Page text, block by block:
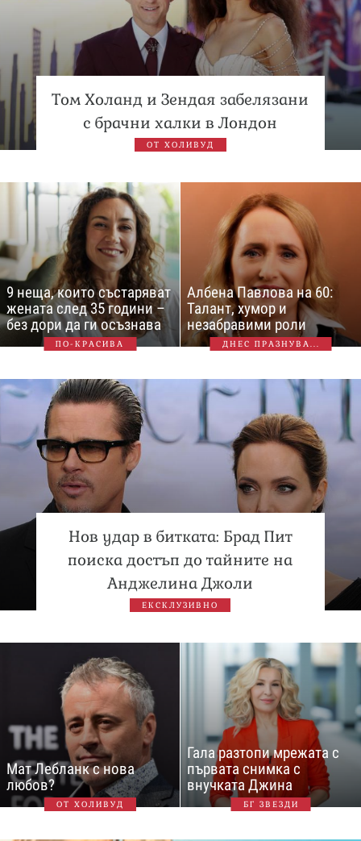
Том Холанд и Зендая забелязани
с брачни халки в Лондон
ОТ ХОЛИВУД
9 неща, които състаряват
жената след 35 години –
без дори да ги осъзнава
ПО-КРАСИВА
Албена Павлова на 60:
Талант, хумор и
незабравими роли
ДНЕС ПРАЗНУВА...
Нов удар в битката: Брад Пит
поиска достъп до тайните на
Анджелина Джоли
ЕКСКЛУЗИВНО
Мат Лебланк с нова
любов?
ОТ ХОЛИВУД
Гала разтопи мрежата с
първата снимка с
внучката Джина
БГ ЗВЕЗДИ